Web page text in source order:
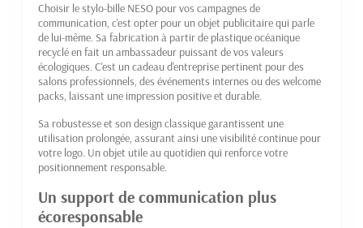
Choisir le stylo-bille NESO pour vos campagnes de
communication, c'est opter pour un objet publicitaire qui parle
de lui-même. Sa fabrication à partir de plastique océanique
recyclé en fait un ambassadeur puissant de vos valeurs
écologiques. C'est un cadeau d'entreprise pertinent pour des
salons professionnels, des événements internes ou des welcome
packs, laissant une impression positive et durable.
Sa robustesse et son design classique garantissent une
utilisation prolongée, assurant ainsi une visibilité continue pour
votre logo. Un objet utile au quotidien qui renforce votre
positionnement responsable.
Un support de communication plus
écoresponsable